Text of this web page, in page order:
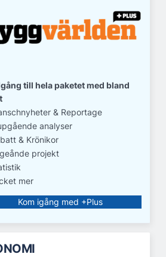
till hela paketet med bland
& Reportage
analyser
& Krönikor
projekt
mer
Kom igång med +Plus